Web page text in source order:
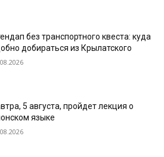
без транспортного квеста: куда
добираться из Крылатского
5 августа, пройдет лекция о
языке